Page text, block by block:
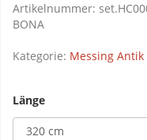
Artikelnummer:
BONA
Kategorie: Messing Antik
Länge